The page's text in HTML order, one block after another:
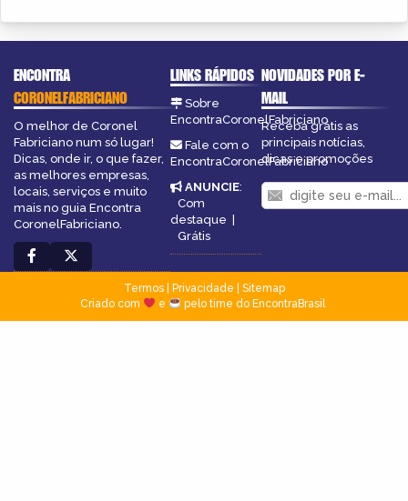
ENCONTRA
CORONELFABRICIANO
O melhor de Coronel
Fabriciano num só lugar!
Dicas, onde ir, o que fazer,
as melhores empresas,
locais, serviços e muito
mais no guia Encontra
CoronelFabriciano.
LINKS RÁPIDOS
Sobre
EncontraCoronelFabriciano
Fale com o
EncontraCoronelFabriciano
ANUNCIE:
Com
destaque
Grátis
NOVIDADES POR E-
MAIL
Receba grátis as
principais notícias,
dicas e promoções
Termos| Privacidade
Sitemap
Criado com
e pelo time do EncontraBrasil